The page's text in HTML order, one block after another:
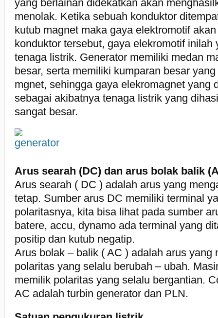
yang berlainan didekatkan akan
menolak. Ketika sebuah konduktor
kutub magnet maka gaya elektromotif
konduktor tersebut, gaya elekromotif inilah
tenaga listrik. Generator memiliki medan
besar, serta memiliki kumparan besar
mgnet, sehingga gaya elekromagnet yang
sebagai akibatnya tenaga listrik yang
sangat besar.
Arus searah (DC) dan arus bolak balik
Arus searah ( DC ) adalah arus yang
tetap. Sumber arus DC memiliki terminal
polaritasnya, kita bisa lihat pada sumber
batere, accu, dynamo ada terminal yang
positip dan kutub negatip.
Arus bolak – balik ( AC ) adalah arus yang
polaritas yang selalu berubah – ubah.
memilik polaritas yang selalu bergantian.
AC adalah turbin generator dan PLN.